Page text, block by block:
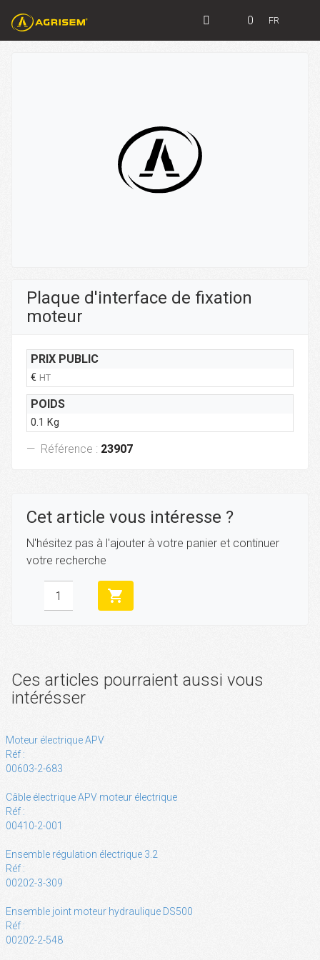
0 FR
Plaque d'interface de fixation
moteur
PRIX PUBLIC
€ HT
POIDS
0.1 Kg
Référence : 23907
Cet article vous intéresse ?
N'hésitez pas à l'ajouter à votre panier et continuer
votre recherche
shopping_cart
Ces articles pourraient aussi vous
intérésser
Moteur électrique APV
Réf :
00603-2-683
Câble électrique APV moteur électrique
Réf :
00410-2-001
Ensemble régulation électrique 3.2
Réf :
00202-3-309
Ensemble joint moteur hydraulique DS500
Réf :
00202-2-548